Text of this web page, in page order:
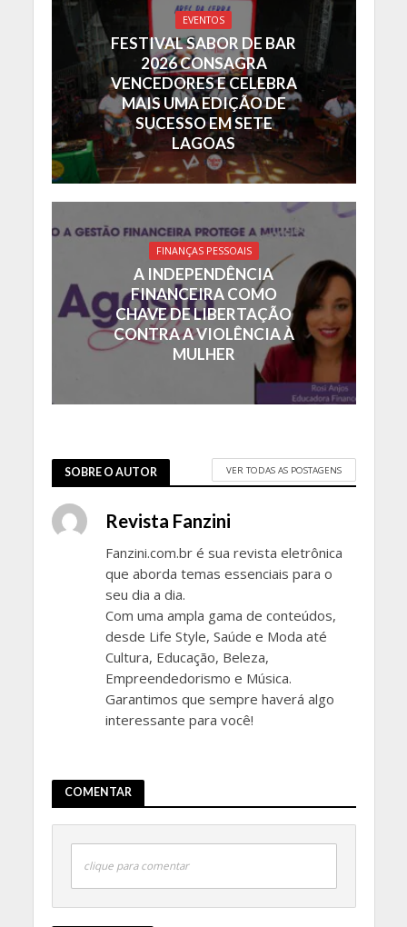
EVENTOS
FESTIVAL SABOR DE BAR
2026 CONSAGRA
VENCEDORES E CELEBRA
MAIS UMA EDIÇÃO DE
SUCESSO EM SETE
LAGOAS
FINANÇAS PESSOAIS
A INDEPENDÊNCIA
FINANCEIRA COMO
CHAVE DE LIBERTAÇÃO
CONTRA A VIOLÊNCIA À
MULHER
SOBRE O AUTOR VER TODAS AS POSTAGENS
Revista Fanzini
Fanzini.com.br é sua revista eletrônica
que aborda temas essenciais para o
seu dia a dia.
Com uma ampla gama de conteúdos,
desde Life Style, Saúde e Moda até
Cultura, Educação, Beleza,
Empreendedorismo e Música.
Garantimos que sempre haverá algo
interessante para você!
COMENTAR
clique para comentar